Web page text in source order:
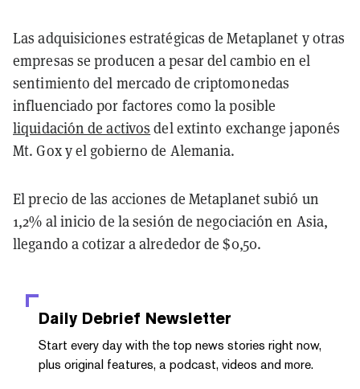
Las adquisiciones estratégicas de Metaplanet y otras
empresas se producen a pesar del cambio en el
sentimiento del mercado de criptomonedas
influenciado por factores como la posible
liquidación de activos del extinto exchange japonés
Mt. Gox y el gobierno de Alemania.
El precio de las acciones de Metaplanet subió un
1,2% al inicio de la sesión de negociación en Asia,
llegando a cotizar a alrededor de $0,50.
Daily Debrief Newsletter
Start every day with the top news stories right now,
plus original features, a podcast, videos and more.